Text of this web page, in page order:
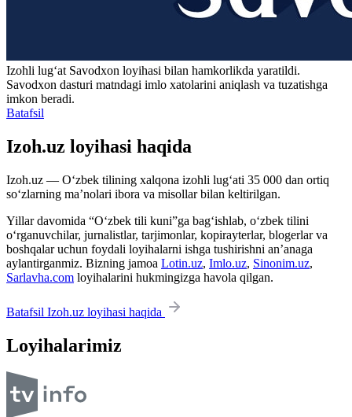
Izohli lugʻat Savodxon loyihasi bilan hamkorlikda yaratildi.
Savodxon dasturi matndagi imlo xatolarini aniqlash va tuzatishga
imkon beradi.
Batafsil
Izoh.uz loyihasi haqida
Izoh.uz — O‘zbek tilining xalqona izohli lug‘ati 35 000 dan ortiq
so‘zlarning ma’nolari ibora va misollar bilan keltirilgan.
Yillar davomida “O‘zbek tili kuni”ga bag‘ishlab, o‘zbek tilini
o‘rganuvchilar, jurnalistlar, tarjimonlar, kopirayterlar, blogerlar va
boshqalar uchun foydali loyihalarni ishga tushirishni an’anaga
aylantirganmiz. Bizning jamoa Lotin.uz, Imlo.uz, Sinonim.uz,
Sarlavha.com loyihalarini hukmingizga havola qilgan.
Batafsil Izoh.uz loyihasi haqida
Loyihalarimiz